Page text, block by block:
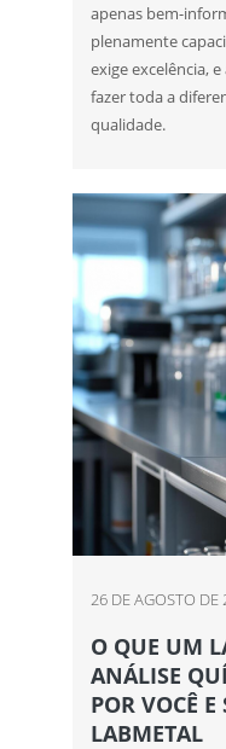
apenas bem-
plenamente
exige excelência,
fazer toda a
qualidade.
26 DE AGOSTO DE
O QUE UM
ANÁLISE
POR VOCÊ
LABMETAL